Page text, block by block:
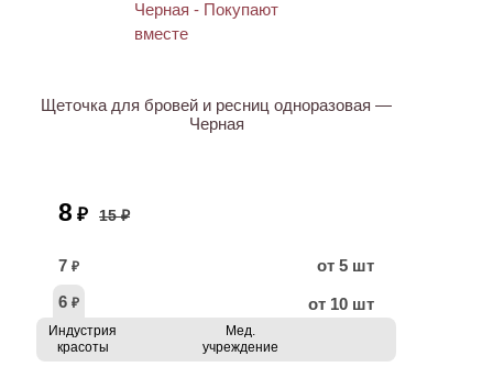
Щеточка для бровей и ресниц одноразовая —
Черная
8 ₽ 15 ₽
7 ₽
от 5 шт
6 ₽ от 10 шт
Индустрия
красоты
Мед.
учреждение